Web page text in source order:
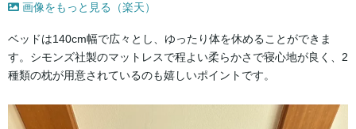
画像をもっと見る（楽天）
ベッドは140cm幅で広々とし、ゆったり体を休めることができま
す。シモンズ社製のマットレスで程よい柔らかさで寝心地が良く、2
種類の枕が用意されているのも嬉しいポイントです。